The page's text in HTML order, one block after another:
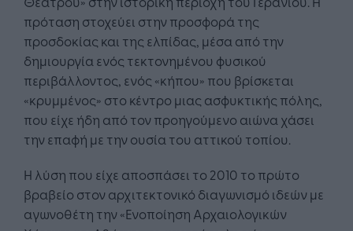
πρόταση στοχεύει στην προσφορά της
προσδοκίας και της ελπίδας, μέσα από την
δημιουργία ενός τεκτονημένου φυσικού
περιβάλλοντος, ενός «κήπου» που βρίσκεται
«κρυμμένος» στο κέντρο μιας ασφυκτικής πόλης,
που είχε ήδη από τον προηγούμενο αιώνα χάσει
την επαφή με την ουσία του αττικού τοπίου.
Η λύση που είχε αποσπάσει το 2010 το πρώτο
βραβείο στον αρχιτεκτονικό διαγωνισμό ιδεών με
αγωνοθέτη την «Ενοποίηση Αρχαιολογικών